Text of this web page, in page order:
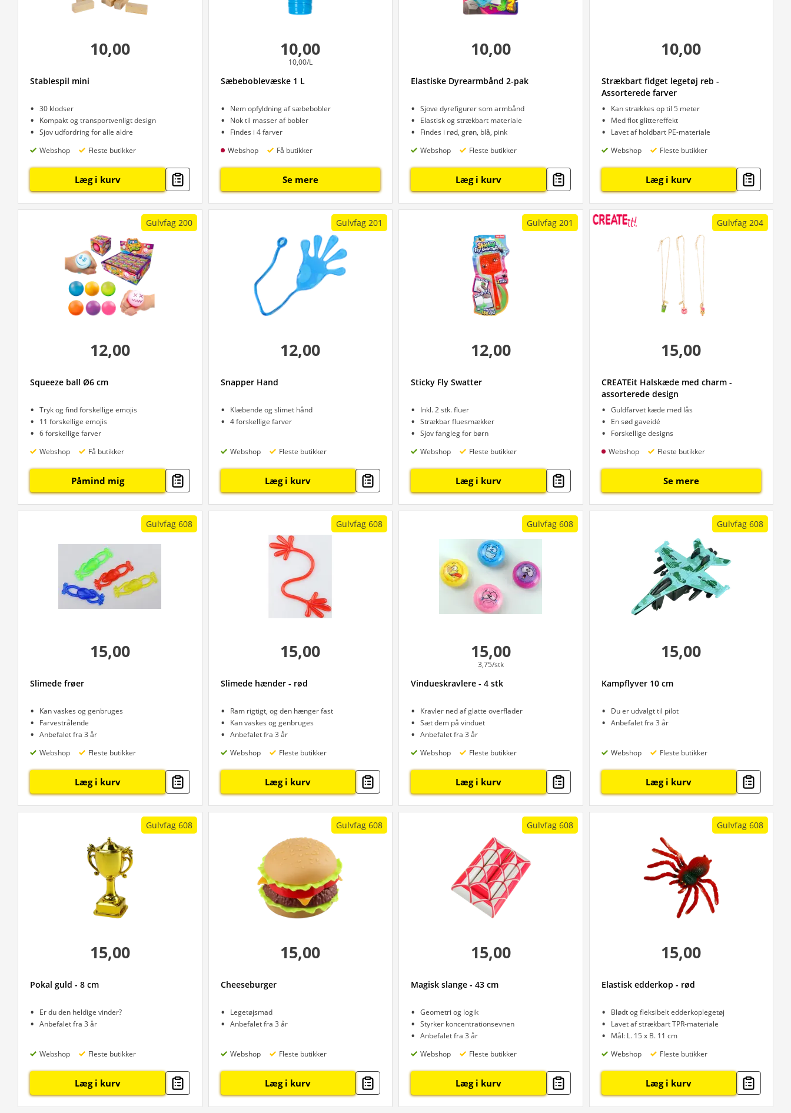
10,00
Stablespil mini
30 klodser
Kompakt og transportvenligt design
Sjov udfordring for alle aldre
Webshop
Fleste butikker
Læg i kurv
10,00
10,00/L
Sæbeboblevæske 1 L
Nem opfyldning af sæbebobler
Nok til masser af bobler
Findes i 4 farver
Webshop
Få butikker
Se mere
10,00
Elastiske Dyrearmbånd 2-pak
Sjove dyrefigurer som armbånd
Elastisk og strækbart materiale
Findes i rød, grøn, blå, pink
Webshop
Fleste butikker
Læg i kurv
10,00
Strækbart fidget legetøj reb -
Assorterede farver
Kan strækkes op til 5 meter
Med flot glittereffekt
Lavet af holdbart PE-materiale
Webshop
Fleste butikker
Læg i kurv
Gulvfag 200
12,00
Squeeze ball Ø6 cm
Tryk og find forskellige emojis
11 forskellige emojis
6 forskellige farver
Webshop
Få butikker
Påmind mig
Gulvfag 201
12,00
Snapper Hand
Klæbende og slimet hånd
4 forskellige farver
Webshop Fleste butikker
Læg i kurv
Gulvfag 201
12,00
Sticky Fly Swatter
Inkl. 2 stk. fluer
Strækbar fluesmækker
Sjov fangleg for børn
Webshop
Fleste butikker
Læg i kurv
Gulvfag 204
15,00
CREATEit Halskæde med charm -
assorterede design
Guldfarvet kæde med lås
En sød gaveidé
Forskellige designs
Webshop
Fleste butikker
Se mere
Gulvfag 608
15,00
Slimede frøer
Kan vaskes og genbruges
Farvestrålende
Anbefalet fra 3 år
Webshop
Fleste butikker
Læg i kurv
Gulvfag 608
15,00
Slimede hænder - rød
Ram rigtigt, og den hænger fast
Kan vaskes og genbruges
Anbefalet fra 3 år
Webshop
Fleste butikker
Læg i kurv
Gulvfag 608
15,00
3,75/stk
Vindueskravlere - 4 stk
Kravler ned af glatte overflader
Sæt dem på vinduet
Anbefalet fra 3 år
Webshop
Fleste butikker
Læg i kurv
Gulvfag 608
15,00
Kampflyver 10 cm
Du er udvalgt til pilot
Anbefalet fra 3 år
Webshop Fleste butikker
Læg i kurv
Gulvfag 608
15,00
Pokal guld - 8 cm
Er du den heldige vinder?
Anbefalet fra 3 år
Webshop Fleste butikker
Læg i kurv
Gulvfag 608
15,00
Cheeseburger
Legetøjsmad
Anbefalet fra 3 år
Webshop Fleste butikker
Læg i kurv
Gulvfag 608
15,00
Magisk slange - 43 cm
Geometri og logik
Styrker koncentrationsevnen
Anbefalet fra 3 år
Webshop
Fleste butikker
Læg i kurv
Gulvfag 608
15,00
Elastisk edderkop - rød
Blødt og fleksibelt edderkoplegetøj
Lavet af strækbart TPR-materiale
Mål: L. 15 x B. 11 cm
Webshop
Fleste butikker
Læg i kurv